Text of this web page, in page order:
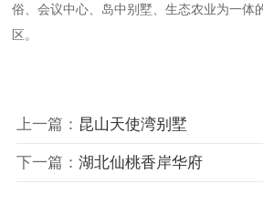
俗、会议中心、岛中别墅、生态农业为一体
区。
上一篇： 昆山天使湾别墅
下一篇： 湖北仙桃香岸华府